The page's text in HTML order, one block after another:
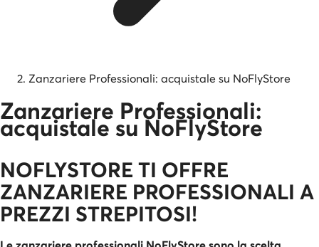
Zanzariere Professionali: acquistale su NoFlyStore
Zanzariere Professionali:
acquistale su NoFlyStore
NOFLYSTORE TI OFFRE
ZANZARIERE PROFESSIONALI A
PREZZI STREPITOSI!